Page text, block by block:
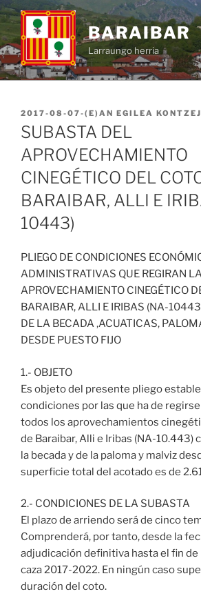
BARAIBAR
Larraungo herria
2017-08-07-(E)AN EGILEA
SUBASTA DEL
APROVECHAMIENTO
CINEGÉTICO DEL
BARAIBAR, ALLI E
10443)
PLIEGO DE CONDICIONES
ADMINISTRATIVAS QUE REGIRAN
APROVECHAMIENTO CINEGÉTICO
BARAIBAR, ALLI E IRIBAS (NA-
DE LA BECADA ,ACUATICAS,
DESDE PUESTO FIJO
1.- OBJETO
Es objeto del presente pliego
condiciones por las que ha de
todos los aprovechamientos
de Baraibar, Alli e Iribas (NA-10.443)
la becada y de la paloma y malviz
superficie total del acotado es de
2.- CONDICIONES DE LA SUBASTA
El plazo de arriendo será de cinco
Comprenderá, por tanto, desde la
adjudicación definitiva hasta el fin de
caza 2017-2022. En ningún caso
duración del coto.